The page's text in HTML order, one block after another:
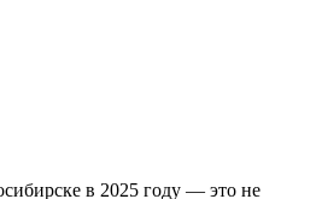
в 2025 году — это не